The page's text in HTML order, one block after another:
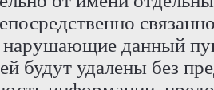
нарушающие данный
будут удалены без